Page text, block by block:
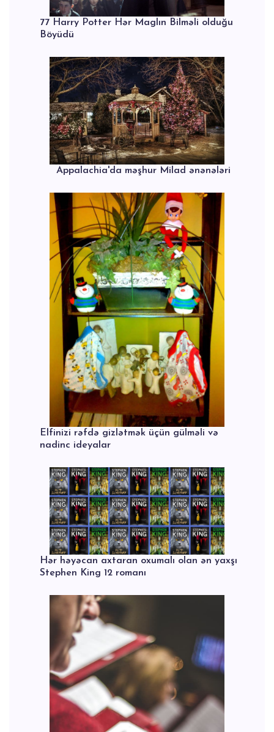
77 Harry Potter Hər Maglın Bilməli olduğu
Böyüdü
Appalachia'da məşhur Milad ənənələri
Elfinizi rəfdə gizlətmək üçün gülməli və
nadinc ideyalar
Hər həyəcan axtaran oxumalı olan ən yaxşı
Stephen King 12 romanı